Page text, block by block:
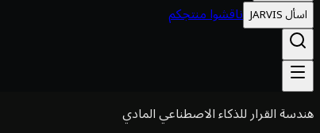
اسأل JARVIS
ناقشوا منتجكم
هندسة القرار للذكاء الاصطناعي المادي